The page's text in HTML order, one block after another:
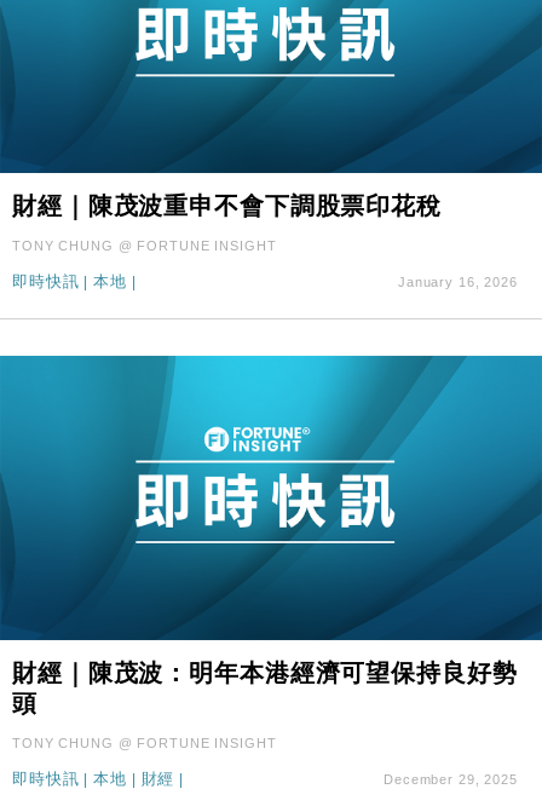
財經｜陳茂波重申不會下調股票印花稅
TONY CHUNG @ FORTUNE INSIGHT
即時快訊 |本地 January 16, 2026
財經｜陳茂波：明年本港經濟可望保持良好勢
頭
TONY CHUNG @ FORTUNE INSIGHT
即時快訊 |本地 | 財經 | December 29, 2025